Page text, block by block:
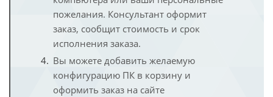
пожелания. Консультант оформит
заказ, сообщит стоимость и срок
исполнения заказа.
Вы можете добавить желаемую
конфигурацию ПК в корзину и
оформить заказ на сайте